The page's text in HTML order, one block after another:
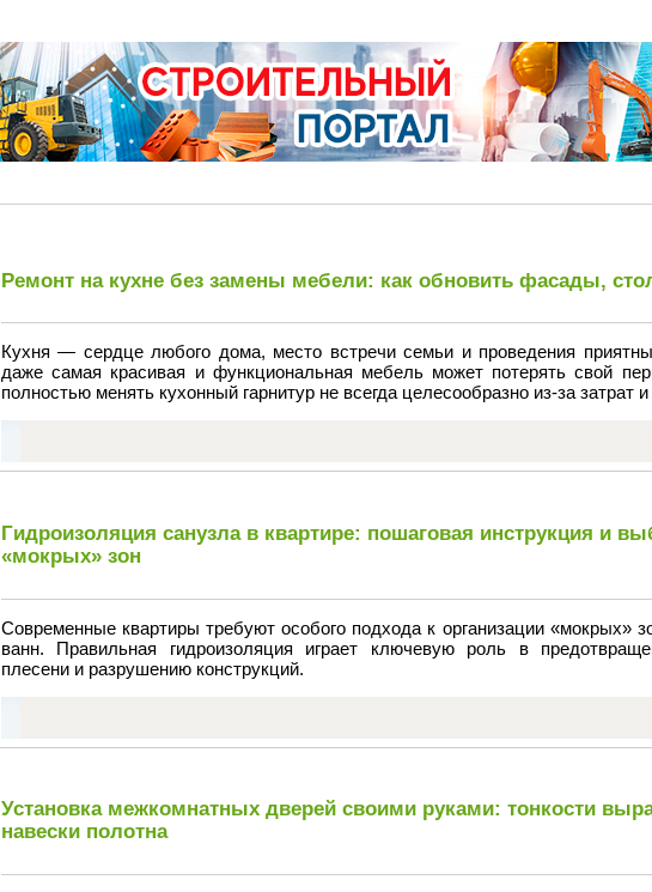
Ремонт на кухне без замены мебели: как обновить фасады,
Кухня — сердце любого дома, место встречи семьи и проведения
даже самая красивая и функциональная мебель может потерять свой
полностью менять кухонный гарнитур не всегда целесообразно из-за затрат
Гидроизоляция санузла в квартире: пошаговая инструкция и
«мокрых» зон
Современные квартиры требуют особого подхода к организации «мокрых»
ванн. Правильная гидроизоляция играет ключевую роль в
плесени и разрушению конструкций.
Установка межкомнатных дверей своими руками: тонкости
навески полотна